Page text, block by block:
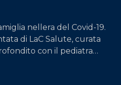
nellera del Covid-19.
di LaC Salute, curata
con il pediatra
Vibo Valentia. E ancora